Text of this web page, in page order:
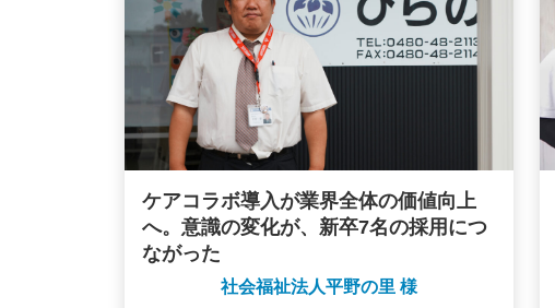
ケアコラボ導入が業界全体の価値向上
へ。意識の変化が、新卒7名の採用につ
ながった
社会福祉法人平野の里 様